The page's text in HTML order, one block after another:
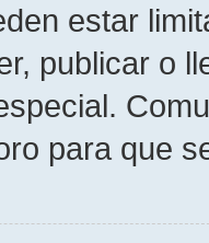
estar
publicar o
para que